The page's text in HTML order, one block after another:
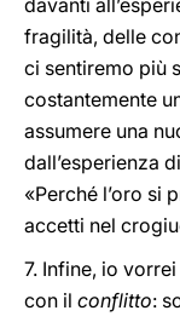
davanti
fragilità, delle
ci sentiremo più
costantemente
assumere una
dall’esperienza
«Perché l’oro si
accetti nel
7. Infine, io
con il conflitto: